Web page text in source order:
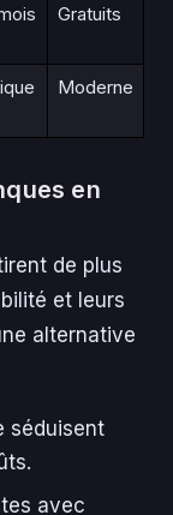
Gratuits
Moderne
en
de plus
et leurs
alternative
séduisent
avec